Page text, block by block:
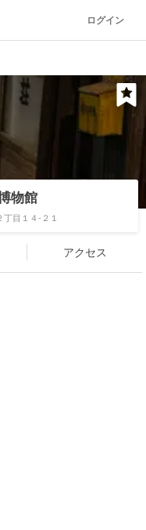
ログイン
物館
目１４-２１
アクセス